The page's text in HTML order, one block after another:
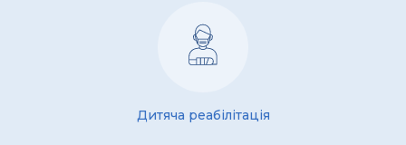
Дитяча реабілітація